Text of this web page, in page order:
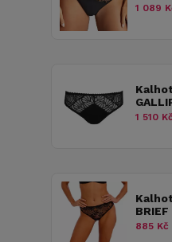
1 089
1 510 Kč
BRIEF
885 Kč